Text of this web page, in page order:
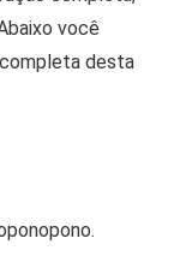
você
desta